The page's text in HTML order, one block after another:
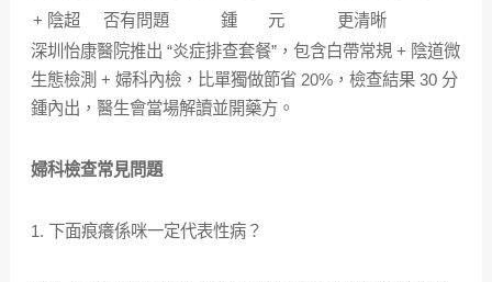
+ 陰超​
否有問題​
鍾​
元​
更清晰​
​深圳怡康醫院推出 “炎症排查套餐”，包含白帶常規 + 陰道微
生態檢測 + 婦科內檢，比單獨做節省 20%，檢查結果 30 分
鍾內出，醫生會當場解讀並開藥方。
婦科檢查常見問題
1. 下面痕癢係咪一定代表性病？